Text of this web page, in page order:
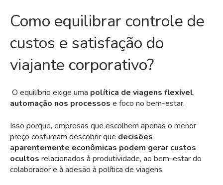
Como equilibrar controle de
custos e satisfação do
viajante corporativo?
O equilíbrio exige uma política de viagens flexível,
automação nos processos e foco no bem-estar.
Isso porque, empresas que escolhem apenas o menor
preço costumam descobrir que decisões
aparentemente econômicas podem gerar custos
ocultos relacionados à produtividade, ao bem-estar do
colaborador e à adesão à política de viagens.